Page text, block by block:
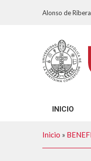
Alonso de
INICIO
Inicio »